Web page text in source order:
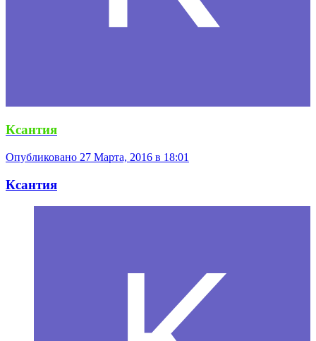
Ксантия
Опубликовано 27 Марта, 2016 в 18:01
Ксантия